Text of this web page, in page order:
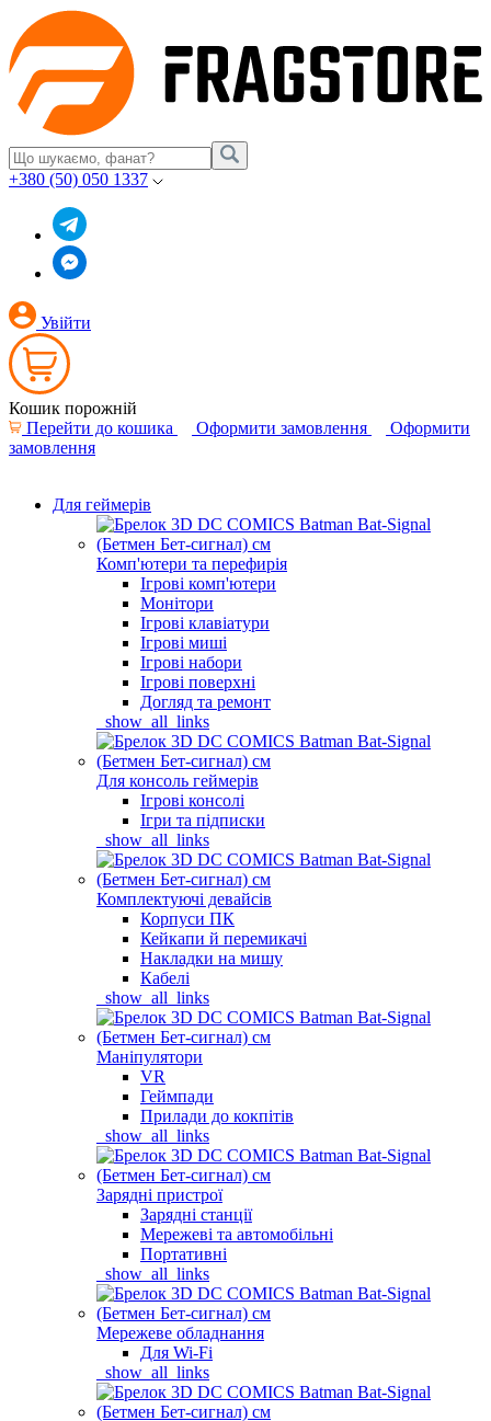
+380 (50) 050 1337
Увійти
Кошик порожній
Перейти до кошика
Оформити замовлення
Оформити
замовлення
Для геймерів
Комп'ютери та перефирія
Ігрові комп'ютери
Монітори
Ігрові клавіатури
Ігрові миші
Ігрові набори
Ігрові поверхні
Догляд та ремонт
_show_all_links
Для консоль геймерів
Ігрові консолі
Ігри та підписки
_show_all_links
Комплектуючі девайсів
Корпуси ПК
Кейкапи й перемикачі
Накладки на мишу
Кабелі
_show_all_links
Маніпулятори
VR
Геймпади
Прилади до кокпітів
_show_all_links
Зарядні пристрої
Зарядні станції
Мережеві та автомобільні
Портативні
_show_all_links
Мережеве обладнання
Для Wi-Fi
_show_all_links